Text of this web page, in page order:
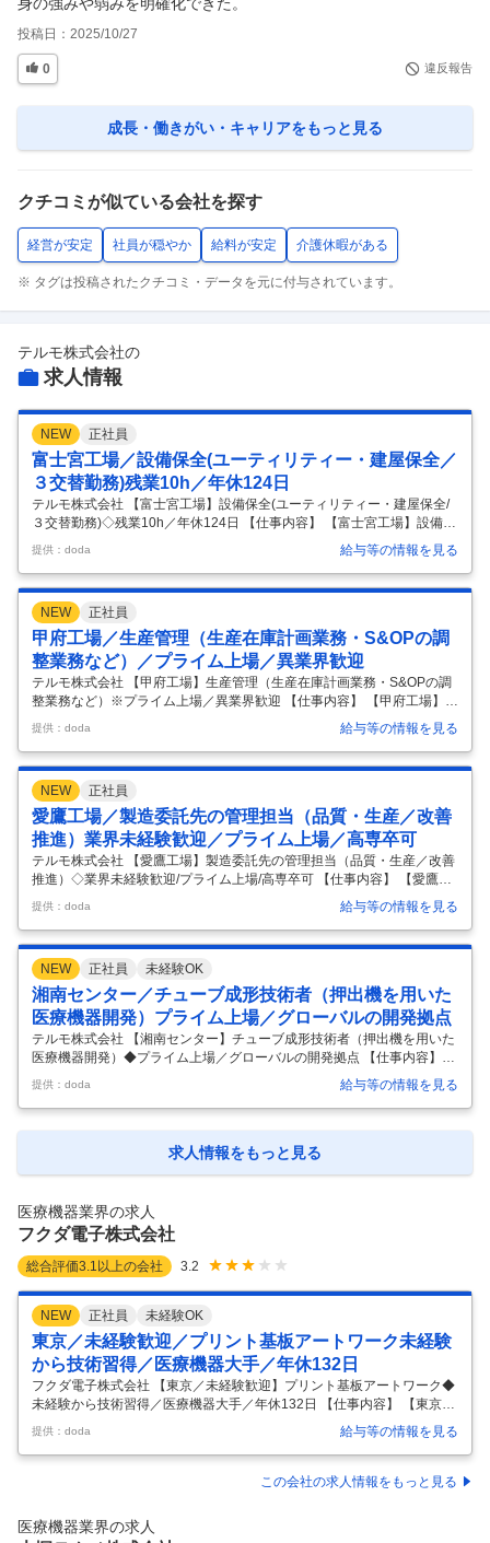
投稿日： 2025/10/27
0 違反報告
成長・働きがい・キャリアをもっと見る
クチコミが似ている会社を探す
経営が安定 社員が穏やか 給料が安定 介護休暇がある
※ タグは投稿されたクチコミ・データを元に付与されています。
テルモ株式会社の
求人情報
NEW 正社員
富士宮工場／設備保全(ユーティリティー・建屋保全／
３交替勤務)残業10h／年休124日
テルモ株式会社 【富士宮工場】設備保全(ユーティリティー・建屋保全/
３交替勤務)◇残業10h／年休124日 【仕事内容】 【富士宮工場】設備保
全(ユーティリティー・建屋保全/３交替勤務)◇残業10h／年休124日
【具体的な仕事内容】 【東証プライム上場医療機器メーカー／160の国
と地域に事業展開／グローバル売上比率7割超／医薬品と医療製品の両
方の生産を担う、テルモで最も歴史ある工場／電気機器や精密機器、自
動車系、化学系メーカーなど異業界からのキャリア入社多数／平均残業
10h程度／高卒可】 ■求人概要： 本ポジションでは富士宮工場内のユー
ティリティー設備、建屋に関する保全業務をお任せします。
提供：doda 給与等の情報を見る
NEW 正社員
甲府工場／生産管理（生産在庫計画業務・S&OPの調
整業務など）／プライム上場／異業界歓迎
テルモ株式会社 【甲府工場】生産管理（生産在庫計画業務・S&OPの調
整業務など）※プライム上場／異業界歓迎 【仕事内容】 【甲府工場】生
産管理（生産在庫計画業務・S&OPの調整業務など）※プライム上場／
異業界歓迎 【具体的な仕事内容】 【東証プライム上場医療機器メーカー
／電気機器や精密機器、自動車系、化学系メーカーなど異業界からのキ
ャリア入社多数／国内最大級の医療機器メーカー／売上1兆円超／160の
国と地域に事業展開／グローバル売上比率7割超／男性育休取得率68.
8％】 ■採用背景： テルモでは、一般家庭用の体温計や血圧計から、病
院用の体温計、血圧計、輸液ポンプなど、医療用電子機器（ME機器） …
提供：doda 給与等の情報を見る
NEW 正社員
愛鷹工場／製造委託先の管理担当（品質・生産／改善
推進）業界未経験歓迎／プライム上場／高専卒可
テルモ株式会社 【愛鷹工場】製造委託先の管理担当（品質・生産／改善
推進）◇業界未経験歓迎/プライム上場/高専卒可 【仕事内容】 【愛鷹工
場】製造委託先の管理担当（品質・生産／改善推進）◇業界未経験歓迎/
プライム上場/高専卒可 【具体的な仕事内容】 【東証プライム上場／電
気機器や精密機器、自動車系、化学系メーカーなど異業界のキャリア入
社多数／国内最大級の医療機器メーカー／売上1兆円超／160の国と地域
に事業展開／グローバル売上比率7割超】 ■採用背景： 当社では一般家
庭用の体温計や血圧計から、病院用の体温計、血圧計、輸液ポンプなど
医療機器で幅広い製品ラインナップを持っています。工場の持続的な成
長…
提供：doda 給与等の情報を見る
NEW 正社員 未経験OK
湘南センター／チューブ成形技術者（押出機を用いた
医療機器開発）プライム上場／グローバルの開発拠点
テルモ株式会社 【湘南センター】チューブ成形技術者（押出機を用いた
医療機器開発）◆プライム上場／グローバルの開発拠点 【仕事内容】
【湘南センター】チューブ成形技術者（押出機を用いた医療機器開発）
◆プライム上場／グローバルの開発拠点 【具体的な仕事内容】 【電気機
器や精密機器、自動車系、化学系メーカーなど異業界からのキャリア入
社多数／国内最大級の医療機器メーカー／10年先の技術を生み出すモノ
づくりの最先端組織】 ■業務内容： 押出成形技術を核としたカテーテル
選定お…
提供：doda 給与等の情報を見る
求人情報をもっと見る
医療機器業界の求人
フクダ電子株式会社
総合評価3.1 以上の会社 3.2
NEW 正社員 未経験OK
東京／未経験歓迎／プリント基板アートワーク未経験
から技術習得／医療機器大手／年休132日
フクダ電子株式会社 【東京／未経験歓迎】プリント基板アートワーク◆
未経験から技術習得／医療機器大手／年休132日 【仕事内容】 【東京／
未経験歓迎】プリント基板アートワーク◆未経験から技術習得／医療機
器大手／年休132日 【具体的な仕事内容】 ◆社会貢献性の高い医療機器
の開発／80年以上にわたり地域医療に貢献／未経験の方を歓迎いたしま
す！◆ 【業務内容】 自社製品（医療機器）に搭載されるプリント基板
す。 ・プリント基板のアートワーク設計（新規／改版） ・回路設計者
提供：doda 給与等の情報を見る
この会社の求人情報をもっと見る
医療機器業界の求人